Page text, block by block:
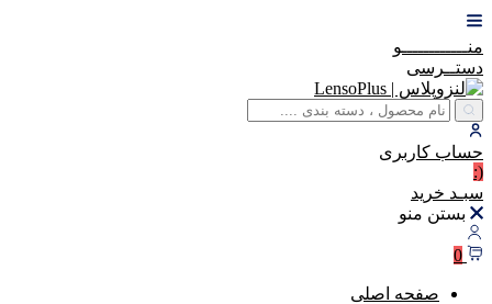
منــــــــــــو
دستــرسی
حساب کاربری
(:
سبـد خرید
بستن منو
0
صفحه اصلی